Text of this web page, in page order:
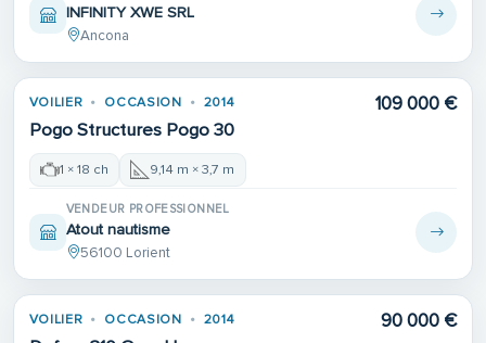
INFINITY XWE SRL
Ancona
VOILIER OCCASION 2014
Pogo Structures Pogo 30
109 000 €
1 × 18 ch 9,14 m × 3,7 m
VENDEUR PROFESSIONNEL
Atout nautisme
56100 Lorient
VOILIER OCCASION 2014 90 000 €